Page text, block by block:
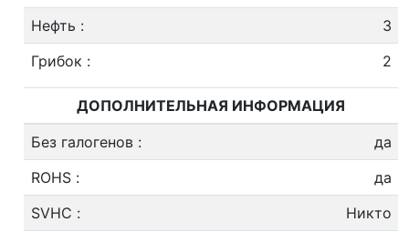
Нефть :
3
Грибок : 2
ДОПОЛНИТЕЛЬНАЯ ИНФОРМАЦИЯ
Без галогенов:
да
ROHS:
да
SVHC :
Никто